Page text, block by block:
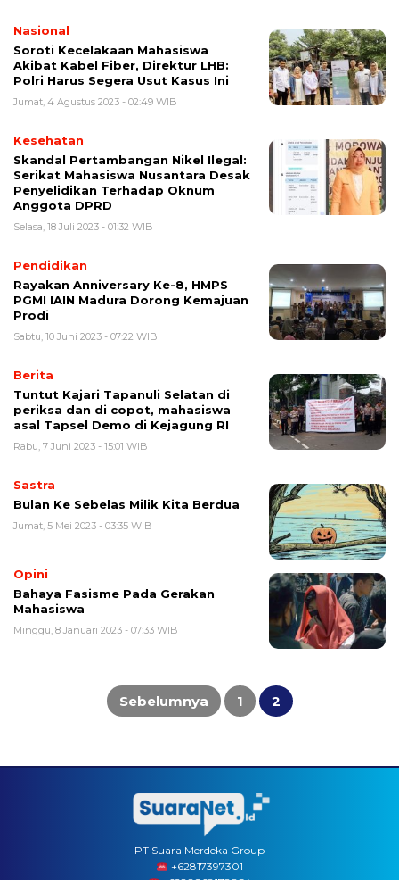
Nasional
Soroti Kecelakaan Mahasiswa
Akibat Kabel Fiber, Direktur LHB:
Polri Harus Segera Usut Kasus Ini
Jumat, 4 Agustus 2023 - 02:49 WIB
Kesehatan
Skandal Pertambangan Nikel Ilegal:
Serikat Mahasiswa Nusantara Desak
Penyelidikan Terhadap Oknum
Anggota DPRD
Selasa, 18 Juli 2023 - 01:32 WIB
Pendidikan
Rayakan Anniversary Ke-8, HMPS
PGMI IAIN Madura Dorong Kemajuan
Prodi
Sabtu, 10 Juni 2023 - 07:22 WIB
Berita
Tuntut Kajari Tapanuli Selatan di
periksa dan di copot, mahasiswa
asal Tapsel Demo di Kejagung RI
Rabu, 7 Juni 2023 - 15:01 WIB
Sastra
Bulan Ke Sebelas Milik Kita Berdua
Jumat, 5 Mei 2023 - 03:35 WIB
Opini
Bahaya Fasisme Pada Gerakan
Mahasiswa
Minggu, 8 Januari 2023 - 07:33 WIB
Paginasi
Sebelumnya 1 2
PT Suara Merdeka Group
‪+62817397301